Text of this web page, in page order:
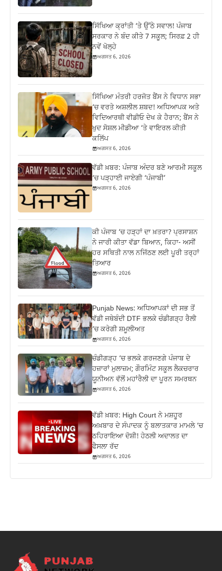
ਸਿੱਖਿਆ ਕ੍ਰਾਂਤੀ ‘ਤੇ ਉੱਠੇ ਸਵਾਲ! ਪੰਜਾਬ
ਸਰਕਾਰ ਨੇ ਬੰਦ ਕੀਤੇ 7 ਸਕੂਲ; ਸਿਰਫ਼ 2 ਹੀ
ਨਵੇਂ ਖੋਲ੍ਹੇ
ਅਗਸਤ 6, 2026
ਸਿੱਖਿਆ ਮੰਤਰੀ ਹਰਜੋਤ ਬੈਂਸ ਨੇ ਵਿਧਾਨ ਸਭਾ
‘ਚ ਵਰਤੇ ਅਸ਼ਲੀਲ ਸ਼ਬਦ! ਅਧਿਆਪਕ ਅਤੇ
ਵਿਦਿਆਰਥੀ ਵੀਡੀਓ ਦੇਖ ਕੇ ਹੈਰਾਨ; ਬੈਂਸ ਨੇ
ਖੁਦ ਸੋਸ਼ਲ ਮੀਡੀਆ ‘ਤੇ ਵਾਇਰਲ ਕੀਤੀ
ਕਲਿੱਪ
ਅਗਸਤ 6, 2026
ਵੱਡੀ ਖ਼ਬਰ: ਪੰਜਾਬ ਅੰਦਰ ਬਣੇ ਆਰਮੀ ਸਕੂਲ
‘ਚ ਪੜ੍ਹਾਈ ਜਾਏਗੀ ‘ਪੰਜਾਬੀ’
ਅਗਸਤ 6, 2026
ਕੀ ਪੰਜਾਬ ‘ਚ ਹੜ੍ਹਾਂ ਦਾ ਖ਼ਤਰਾ? ਪ੍ਰਸਾਸ਼ਨ
ਨੇ ਜਾਰੀ ਕੀਤਾ ਵੱਡਾ ਬਿਆਨ, ਕਿਹਾ- ਅਸੀਂ
ਹਰ ਸਥਿਤੀ ਨਾਲ ਨਜਿੱਠਣ ਲਈ ਪੂਰੀ ਤਰ੍ਹਾਂ
ਤਿਆਰ
ਅਗਸਤ 6, 2026
Punjab News: ਅਧਿਆਪਕਾਂ ਦੀ ਸਭ ਤੋਂ
ਵੱਡੀ ਜਥੇਬੰਦੀ DTF ਭਲਕੇ ਚੰਡੀਗੜ੍ਹ ਰੈਲੀ
‘ਚ ਕਰੇਗੀ ਸ਼ਮੂਲੀਅਤ
ਅਗਸਤ 6, 2026
ਚੰਡੀਗੜ੍ਹ ‘ਚ ਭਲਕੇ ਗਰਜਣਗੇ ਪੰਜਾਬ ਦੇ
ਹਜ਼ਾਰਾਂ ਮੁਲਾਜ਼ਮ; ਗੌਰਮਿੰਟ ਸਕੂਲ ਲੈਕਚਰਾਰ
ਯੂਨੀਅਨ ਵੱਲੋਂ ਮਹਾਂਰੈਲੀ ਦਾ ਪੂਰਨ ਸਮਰਥਨ
ਅਗਸਤ 6, 2026
ਵੱਡੀ ਖ਼ਬਰ: High Court ਨੇ ਮਸ਼ਹੂਰ
ਅਖ਼ਬਾਰ ਦੇ ਸੰਪਾਦਕ ਨੂੰ ਬਲਾਤਕਾਰ ਮਾਮਲੇ ‘ਚ
ਠਹਿਰਾਇਆ ਦੋਸ਼ੀ! ਹੇਠਲੀ ਅਦਾਲਤ ਦਾ
ਫੈਸਲਾ ਰੱਦ
ਅਗਸਤ 6, 2026